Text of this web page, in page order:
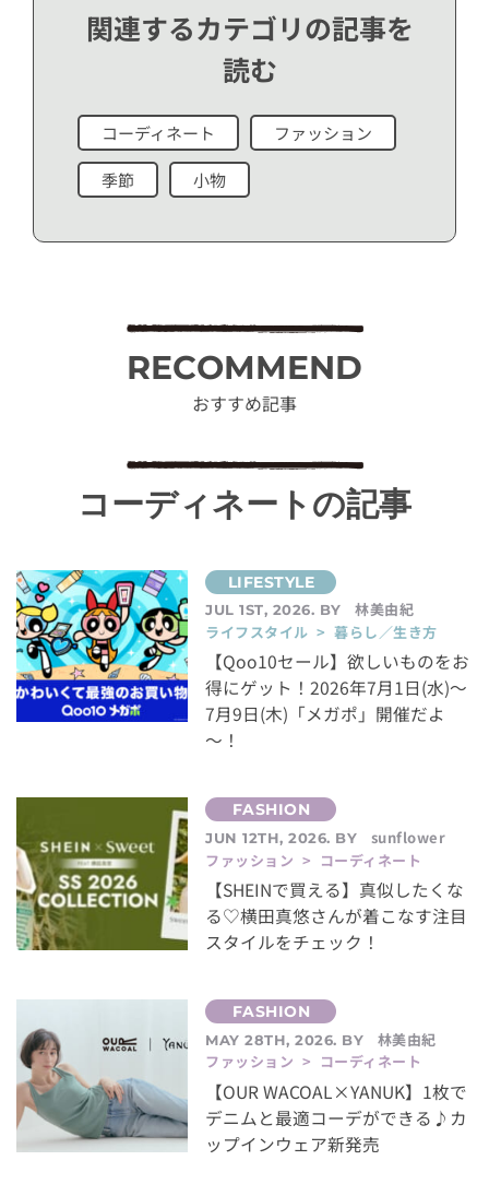
関連するカテゴリの記事を
読む
コーディネート ファッション
季節 小物
RECOMMEND
おすすめ記事
コーディネートの記事
JUL 1ST, 2026. BY
林美由紀
ライフスタイル > 暮らし／生き方
【Qoo10セール】欲しいものをお
得にゲット！2026年7月1日(水)～
7月9日(木)「メガポ」開催だよ
～！
JUN 12TH, 2026. BY
sunflower
ファッション > コーディネート
【SHEINで買える】真似したくな
る♡横田真悠さんが着こなす注目
スタイルをチェック！
MAY 28TH, 2026. BY
林美由紀
ファッション > コーディネート
【OUR WACOAL×YANUK】1枚で
デニムと最適コーデができる♪カ
ップインウェア新発売